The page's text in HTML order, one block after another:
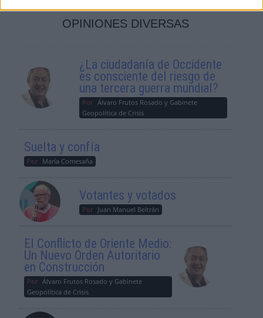
OPINIONES DIVERSAS
¿La ciudadanía de Occidente
es consciente del riesgo de
una tercera guerra mundial?
Por Álvaro Frutos Rosado y Gabinete
Geopolítica de Crisis
Suelta y confía
Por María Comesaña
Votantes y votados
Por Juan Manuel Beltrán
El Conflicto de Oriente Medio:
Un Nuevo Orden Autoritario
en Construcción
Por Álvaro Frutos Rosado y Gabinete
Geopolítica de Crisis